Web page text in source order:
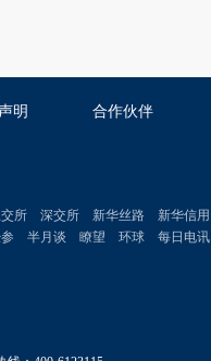
明 合作伙伴
所 深交所 新华丝路 新华信用
半月谈 瞭望 环球 每日电讯